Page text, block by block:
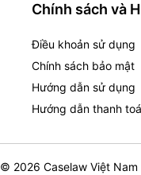
Chính sách và
Điều khoản sử dụng
Chính sách bảo mật
Hướng dẫn sử dụng
Hướng dẫn thanh
© 2026 Caselaw Việt